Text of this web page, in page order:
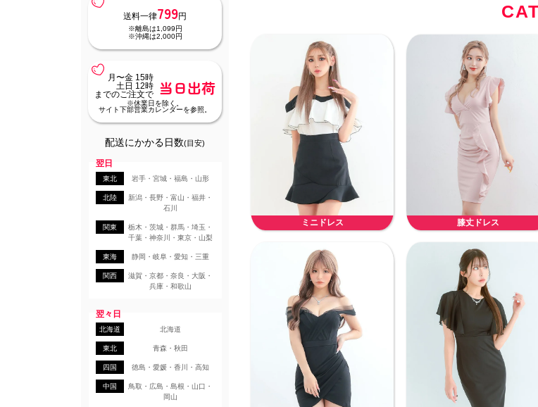
送料一律799円
※離島は1,099円
※沖縄は2,000円
月〜金 15時
土日 12時
までのご注文で
当日出荷
※休業日を除く。
サイト下部営業カレンダーを参照。
配送にかかる日数(目安)
翌日
東北 岩手・宮城・福島・山形
北陸
新潟・長野・富山・福井・
石川
関東
栃木・茨城・群馬・埼玉・
千葉・神奈川・東京・山梨
東海 静岡・岐阜・愛知・三重
関西
滋賀・京都・奈良・大阪・
兵庫・和歌山
翌々日
北海道 北海道
東北 青森・秋田
四国 徳島・愛媛・香川・高知
中国
鳥取・広島・島根・山口・
岡山
ミニドレス 膝丈ドレス